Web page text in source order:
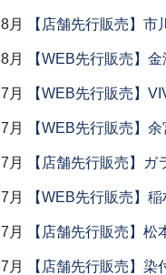
8月 【店舗先行販売】
8月 【WEB先行販売】
7月 【WEB先行販売】
7月 【WEB先行販売】
7月 【店舗先行販売】ガ
7月 【WEB先行販売】
7月 【店舗先行販売】松
7月 【店舗先行販売】染